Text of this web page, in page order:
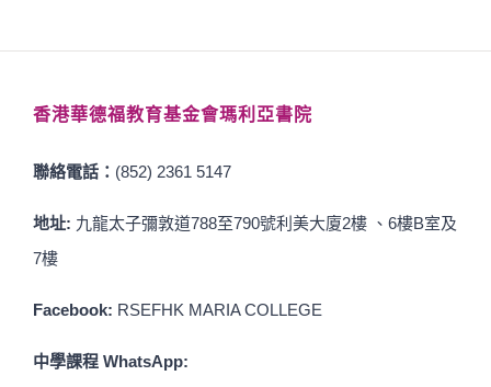
香港華德福教育基金會瑪利亞書院
聯絡電話： (852) 2361 5147
地址: 九龍太子彌敦道788至790號利美大廈2樓 、6樓B室及
7樓
Facebook: RSEFHK MARIA COLLEGE
中學課程 WhatsApp: